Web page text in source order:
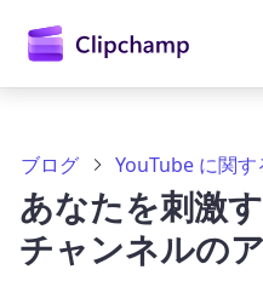
テ
ブログ YouTube に関す
あなたを刺激
チャンネルの